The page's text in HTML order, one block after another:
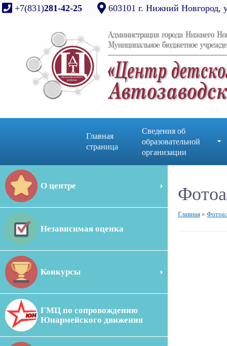
+7(831)281-42-25 603101 г. Нижний Новгород,
Главная
страница
Сведения об
образовательной
организации
О центре
Независимая оценка
Конкурсы
ГМЦ по сопровождению
Юнармейского движения
Главная »